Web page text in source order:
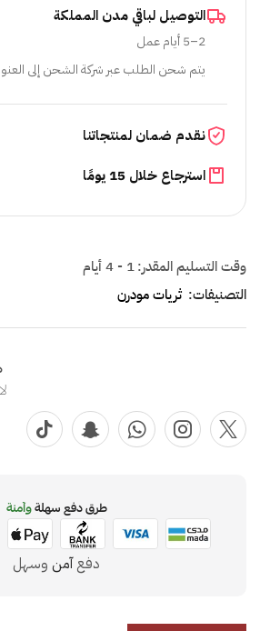
التوصيل لباقي مدن المملكة
2–5 أيام عمل
يتم شحن الطلب عبر شركة الشحن إلى
نقدم ضمان لمنتجاتنا
استرجاع خلال 15 يومًا
وقت التسليم المقدر:1 - 4 أيام
التصنيفات: ثريات مودرن
طرق دفع سهلةوآمنة
دفعآمن وسهل